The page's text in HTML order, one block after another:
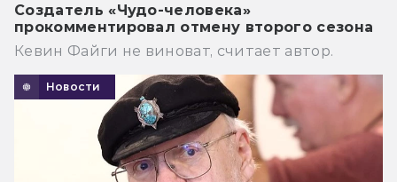
Создатель «Чудо-человека»
прокомментировал отмену второго сезона
Кевин Файги не виноват, считает автор.
Новости